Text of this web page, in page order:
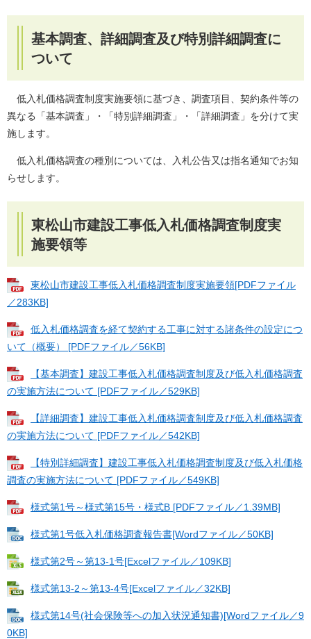
基本調査、詳細調査及び特別詳細調査に
ついて
低入札価格調査制度実施要領に基づき、調査項目、契約条件等の
異なる「基本調査」・「特別詳細調査」・「詳細調査」を分けて実
施します。
低入札価格調査の種別については、入札公告又は指名通知でお知
らせします。
東松山市建設工事低入札価格調査制度実
施要領等
東松山市建設工事低入札価格調査制度実施要領[PDFファイル
／283KB]
低入札価格調査を経て契約する工事に対する諸条件の設定につ
いて（概要） [PDFファイル／56KB]
【基本調査】建設工事低入札価格調査制度及び低入札価格調査
の実施方法について [PDFファイル／529KB]
【詳細調査】建設工事低入札価格調査制度及び低入札価格調査
の実施方法について [PDFファイル／542KB]
【特別詳細調査】建設工事低入札価格調査制度及び低入札価格
調査の実施方法について [PDFファイル／549KB]
様式第1号～様式第15号・様式B [PDFファイル／1.39MB]
様式第1号低入札価格調査報告書[Wordファイル／50KB]
様式第2号～第13-1号[Excelファイル／109KB]
様式第13-2～第13-4号[Excelファイル／32KB]
様式第14号(社会保険等への加入状況通知書)[Wordファイル／9
0KB]